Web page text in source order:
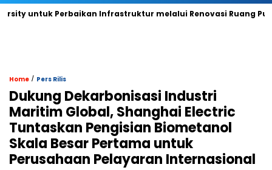
untuk Perbaikan Infrastruktur melalui Renovasi Ruang Publik
Home / Pers Rilis
Dukung Dekarbonisasi Industri
Maritim Global, Shanghai Electric
Tuntaskan Pengisian Biometanol
Skala Besar Pertama untuk
Perusahaan Pelayaran Internasional